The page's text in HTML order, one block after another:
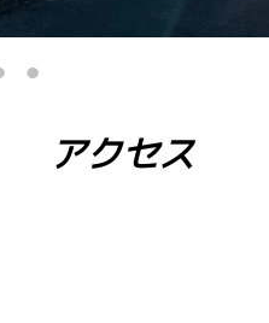
アクセス